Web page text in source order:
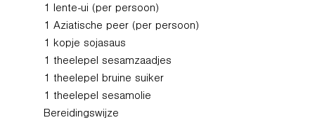
1 lente-ui (per persoon)
1 Aziatische peer (per persoon)
1 kopje sojasaus
1 theelepel sesamzaadjes
1 theelepel bruine suiker
1 theelepel sesamolie
Bereidingswijze